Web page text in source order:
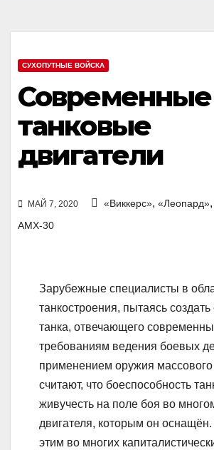
СУХОПУТНЫЕ ВОЙСКА
Современные
танковые
двигатели
МАЙ 7, 2020 «Виккерс», «Леопард»,
АМХ-30
Зарубежные специалисты в
танкостроения, пытаясь создать
танка, отвечающего
требованиям ведения боевых
применением оружия
считают, что боеспособность
живучесть на поле боя во
двигателя, которым он оснащён.
этим во многих